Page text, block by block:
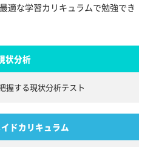
適な学習カリキュラムで勉強でき
状分析
握する現状分析テスト
ドカリキュラム